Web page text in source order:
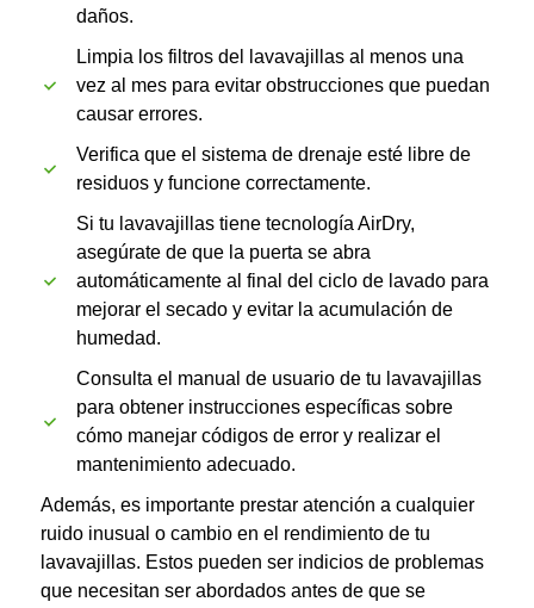
daños.
Limpia los filtros del lavavajillas al menos una
vez al mes para evitar obstrucciones que puedan
causar errores.
Verifica que el sistema de drenaje esté libre de
residuos y funcione correctamente.
Si tu lavavajillas tiene tecnología AirDry,
asegúrate de que la puerta se abra
automáticamente al final del ciclo de lavado para
mejorar el secado y evitar la acumulación de
humedad.
Consulta el manual de usuario de tu lavavajillas
para obtener instrucciones específicas sobre
cómo manejar códigos de error y realizar el
mantenimiento adecuado.
Además, es importante prestar atención a cualquier
ruido inusual o cambio en el rendimiento de tu
lavavajillas. Estos pueden ser indicios de problemas
que necesitan ser abordados antes de que se